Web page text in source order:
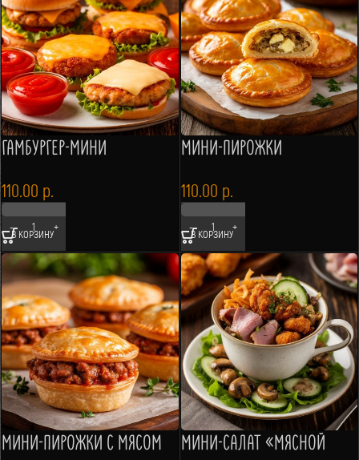
ГАМБУРГЕР-МИНИ
110.00 р.
В КОРЗИНУ
МИНИ-ПИРОЖКИ
110.00 р.
В КОРЗИНУ
МИНИ-ПИРОЖКИ С МЯСОМ
МИНИ-САЛАТ «МЯСНОЙ